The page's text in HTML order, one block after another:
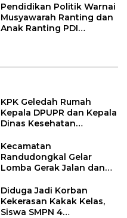
Pendidikan Politik Warnai
Musyawarah Ranting dan
Anak Ranting PDI
KPK Geledah Rumah
Kepala DPUPR dan Kepala
Dinas Kesehatan
Kecamatan
Randudongkal Gelar
Lomba Gerak Jalan dan
HUT RI ke-81
Diduga Jadi Korban
Kekerasan Kakak Kelas,
Siswa SMPN 4